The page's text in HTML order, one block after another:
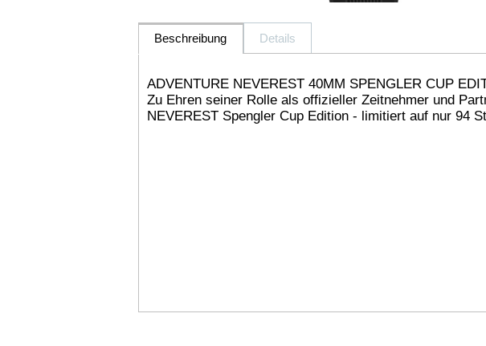
Beschreibung Details
ADVENTURE NEVEREST 40MM SPENGLER CUP
Zu Ehren seiner Rolle als offizieller Zeitnehmer und
NEVEREST Spengler Cup Edition - limitiert auf nur 94